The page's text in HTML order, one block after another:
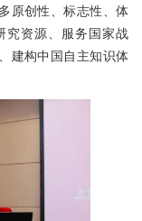
原创性、标志性、体
究资源、服务国家战
建构中国自主知识体